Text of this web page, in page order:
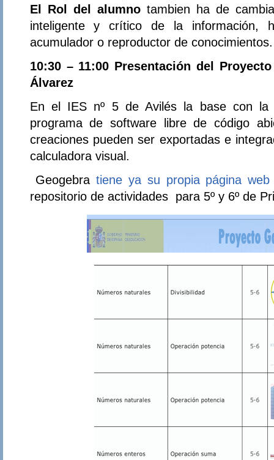
El Rol del alumnotambien ha de
inteligente y crítico de la
acumulador o reproductor de conocimientos.
10:30 – 11:00 Presentación del
Álvarez
En el IES nº 5 de Avilés la base con
programa de software libre de código
creaciones pueden ser exportadas e
calculadora visual.
Geogebratiene ya su propia página web
repositorio de actividades para 5º y 6º de